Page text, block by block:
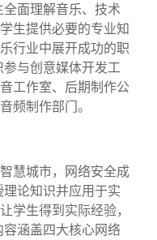
面理解音乐、技术
生提供必要的专业知
行业中展开成功的职
与创意媒体开发工
工作室、后期制作公
频制作部门。
慧城市，网络安全成
论知识并应用于实
学生得到实际经验，
涵盖四大核心网络